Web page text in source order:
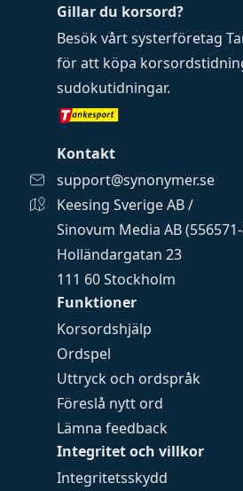
Funktioner
Korsordshjälp
Ordspel
Uttryck och ordspråk
Föreslå nytt ord
Lämna feedback
Integritet och villkor
Integritetsskydd
Gillar du korsord?
Besök vårt systerföretag
för att köpa
sudokutidningar.
Kontakt
support@synonymer.se
Keesing Sverige AB /
Sinovum Media AB
Holländargatan 23
111 60 Stockholm